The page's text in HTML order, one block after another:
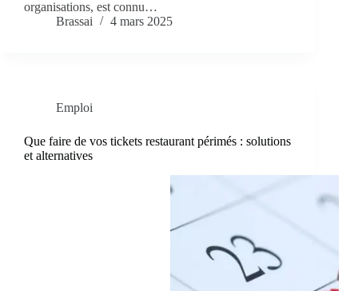
organisations, est connu…
Brassai
4 mars 2025
Emploi
Que faire de vos tickets restaurant périmés : solutions
et alternatives